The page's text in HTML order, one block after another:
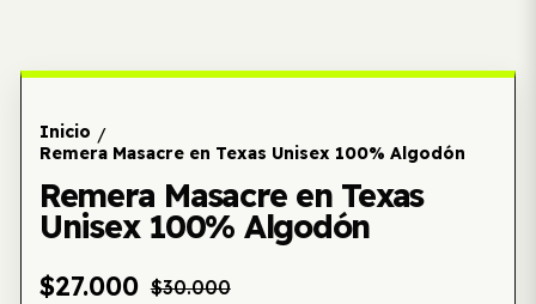
Inicio /
Remera Masacre en Texas Unisex 100% Algodón
Remera Masacre en Texas
Unisex 100% Algodón
$27.000 $30.000